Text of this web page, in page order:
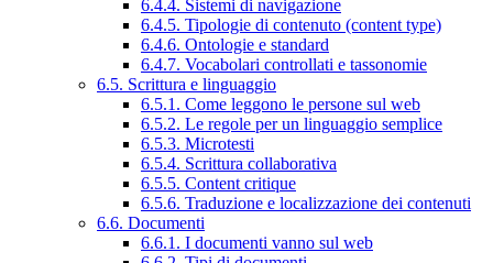
6.4.4. Sistemi di navigazione
6.4.5. Tipologie di contenuto (content type)
6.4.6. Ontologie e standard
6.4.7. Vocabolari controllati e tassonomie
6.5. Scrittura e linguaggio
6.5.1. Come leggono le persone sul web
6.5.2. Le regole per un linguaggio semplice
6.5.3. Microtesti
6.5.4. Scrittura collaborativa
6.5.5. Content critique
6.5.6. Traduzione e localizzazione dei contenuti
6.6. Documenti
6.6.1. I documenti vanno sul web